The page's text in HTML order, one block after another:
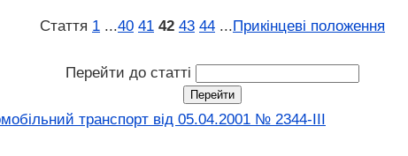
Стаття 1 ...40 41 42 43 44 ...Прикінцеві положення
Перейти до статті
транспорт вiд 05.04.2001 № 2344-III